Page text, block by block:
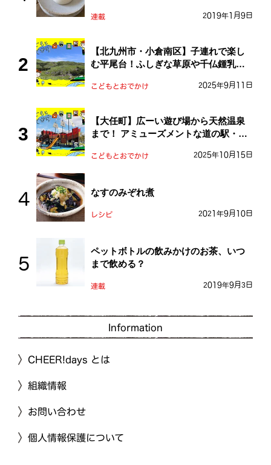
連載 2019年1月9日
【北九州市・小倉南区】子連れで楽し
む平尾台！ふしぎな草原や千仏鍾乳洞
こどもとおでかけ 2025年9月11日
【大任町】広ーい遊び場から天然温泉
まで！ アミューズメントな道の駅・お
こどもとおでかけ 2025年10月15日
なすのみぞれ煮
レシピ 2021年9月10日
ペットボトルの飲みかけのお茶、いつ
まで飲める？
連載 2019年9月3日
Information
CHEER!days とは
組織情報
お問い合わせ
個人情報保護について